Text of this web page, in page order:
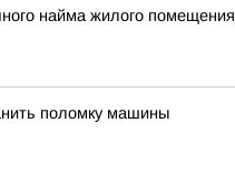
найма жилого помещения
поломку машины